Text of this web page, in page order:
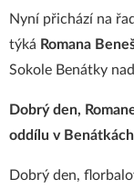
Nyní přichází na
týká Romana
Sokole Benátky
Dobrý den,
oddílu v
Dobrý den,